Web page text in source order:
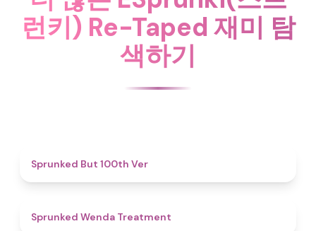
런키) Re-Taped 재미 탐
색하기
Sprunked But 100th Ver
Sprunked Wenda Treatment